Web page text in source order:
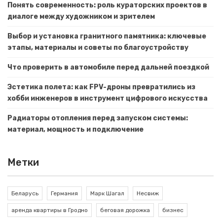
Понять современность: роль кураторских проектов в
диалоге между художником и зрителем
Выбор и установка гранитного памятника: ключевые
этапы, материалы и советы по благоустройству
Что проверить в автомобиле перед дальней поездкой
Эстетика полета: как FPV-дроны превратились из
хобби инженеров в инструмент цифрового искусства
Радиаторы отопления перед запуском системы:
материал, мощность и подключение
Метки
Беларусь Германия Марк Шагал Несвиж
аренда квартиры в Гродно беговая дорожка бизнес